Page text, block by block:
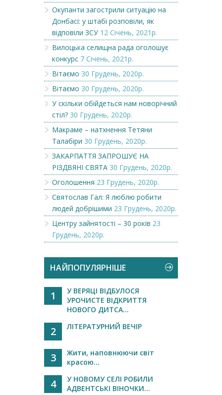
Окупанти загострили ситуацію на
Донбасі: у штабі розповіли, як
відповіли ЗСУ 12 Січень, 2021р.
Вилоцька селищна рада оголошує
конкурс 7 Січень, 2021р.
Вітаємо 30 Грудень, 2020р.
Вітаємо 30 Грудень, 2020р.
У скільки обійдеться нам новорічний
стіл? 30 Грудень, 2020р.
Макраме – натхнення Тетяни
Талабіри 30 Грудень, 2020р.
ЗАКАРПАТТЯ ЗАПРОШУЄ НА
РІЗДВЯНІ СВЯТА 30 Грудень, 2020р.
Оголошення 23 Грудень, 2020р.
Святослав Гал: Я люблю робити
людей добрішими 23 Грудень, 2020р.
Центру зайнятості – 30 років 23
Грудень, 2020р.
НАЙПОПУЛЯРНІШЕ
1
У ВЕРЯЦІ ВІДБУЛОСЯ
УРОЧИСТЕ ВІДКРИТТЯ
НОВОГО ДИТСА...
2 ЛІТЕРАТУРНИЙ ВЕЧІР
3
Жити, наповнюючи світ
красою...
4
У НОВОМУ СЕЛІ РОБИЛИ
АДВЕНТСЬКІ ВІНОЧКИ...